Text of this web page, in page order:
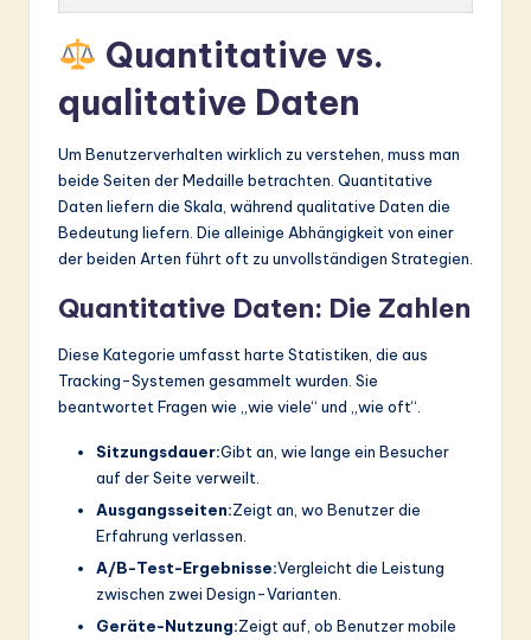
Quantitative vs.
qualitative Daten
Um Benutzerverhalten wirklich zu verstehen, muss man
beide Seiten der Medaille betrachten. Quantitative
Daten liefern die Skala, während qualitative Daten die
Bedeutung liefern. Die alleinige Abhängigkeit von einer
der beiden Arten führt oft zu unvollständigen Strategien.
Quantitative Daten: Die Zahlen
Diese Kategorie umfasst harte Statistiken, die aus
Tracking-Systemen gesammelt wurden. Sie
beantwortet Fragen wie „wie viele“ und „wie oft“.
Sitzungsdauer:Gibt an, wie lange ein Besucher
auf der Seite verweilt.
Ausgangsseiten:Zeigt an, wo Benutzer die
Erfahrung verlassen.
A/B-Test-Ergebnisse:Vergleicht die Leistung
zwischen zwei Design-Varianten.
Geräte-Nutzung:Zeigt auf, ob Benutzer mobile